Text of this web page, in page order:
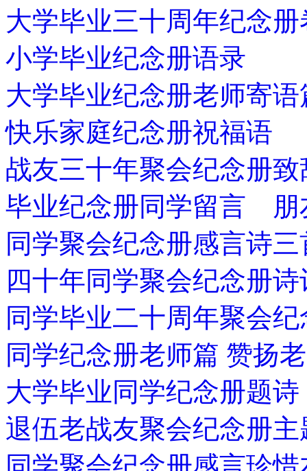
大学毕业三十周年纪念册
小学毕业纪念册语录
大学毕业纪念册老师寄语
快乐家庭纪念册祝福语
战友三十年聚会纪念册致
毕业纪念册同学留言 朋
同学聚会纪念册感言诗三
四十年同学聚会纪念册
同学毕业二十周年聚会
同学纪念册老师篇 赞扬
大学毕业同学纪念册题诗
退伍老战友聚会纪念册